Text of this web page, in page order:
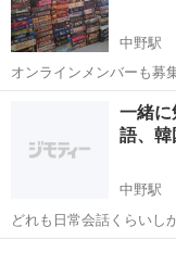
中野駅
オンラインメンバーも募集のみです^ ^！ 皆
ムしましょう！ 場所は有りますので、持ち寄り企画もオッケーです(＾
中野
一緒に
語、韓
中野駅
どれも日常会話くらいし
思います。 誰かと一緒